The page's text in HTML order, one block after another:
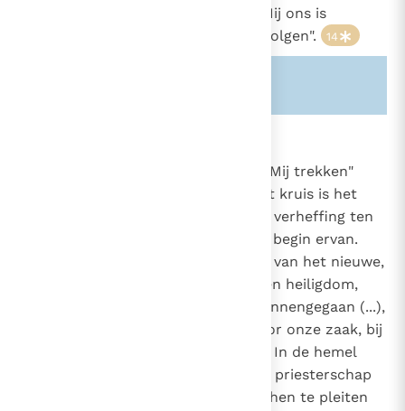
vormen zijn lichaam. Waarheen Hij ons is
voorgegaan, zullen wij eenmaal volgen". 14
omhooggeheven, zal Ik allen tot Mij trekken"
. De verheffing op het kruis is het
beeld en de aankondiging van de verheffing ten
hemel met Hemelvaart. Ze is het begin ervan.
Jezus Christus, de enige priester van het nieuwe,
altijddurende Verbond, is niet "een heiligdom,
door mensenhanden gemaakt, binnengegaan (...),
maar de hemel zelf om er nu, voor onze zaak, bij
. In de hemel
oefent Christus voortdurend zijn priesterschap
uit, "daar Hij altijd leeft om voor hen te pleiten